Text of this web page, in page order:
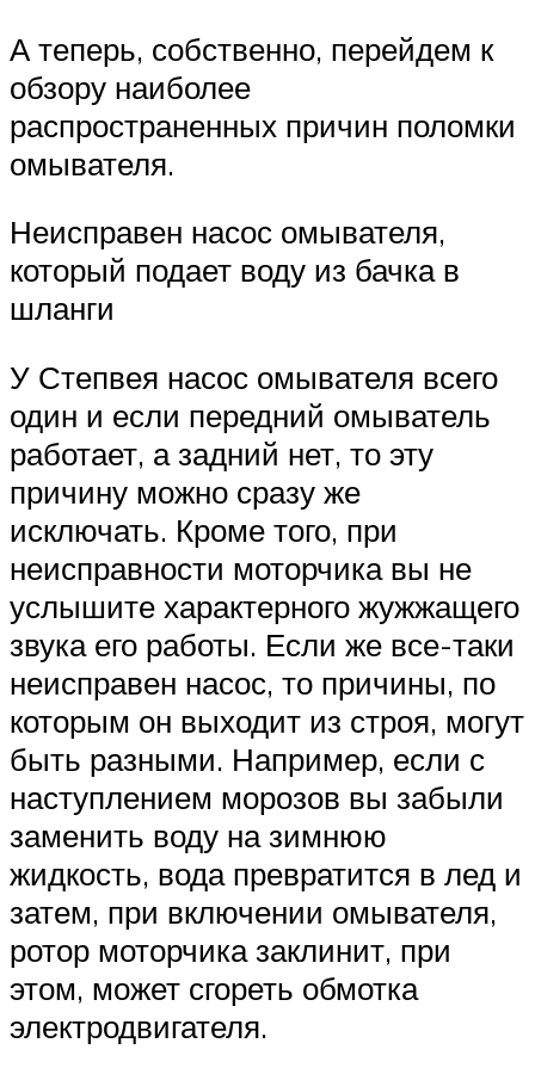
А теперь, собственно, перейдем к
обзору наиболее
распространенных причин поломки
омывателя.
Неисправен насос омывателя,
который подает воду из бачка в
шланги
У Степвея насос омывателя всего
один и если передний омыватель
работает, а задний нет, то эту
причину можно сразу же
исключать. Кроме того, при
неисправности моторчика вы не
услышите характерного жужжащего
звука его работы. Если же все-таки
неисправен насос, то причины, по
которым он выходит из строя, могут
быть разными. Например, если с
наступлением морозов вы забыли
заменить воду на зимнюю
жидкость, вода превратится в лед и
затем, при включении омывателя,
ротор моторчика заклинит, при
этом, может сгореть обмотка
электродвигателя.